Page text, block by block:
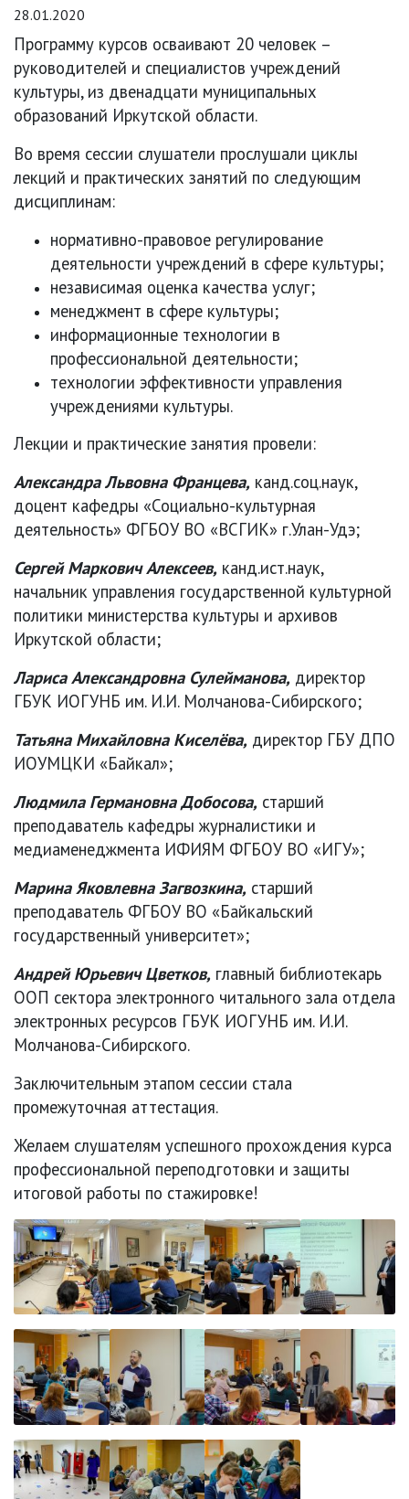
28.01.2020
Программу курсов осваивают 20 человек –
руководителей и специалистов учреждений
культуры, из двенадцати муниципальных
образований Иркутской области.
Во время сессии слушатели прослушали циклы
лекций и практических занятий по следующим
дисциплинам:
нормативно-правовое регулирование
деятельности учреждений в сфере культуры;
независимая оценка качества услуг;
менеджмент в сфере культуры;
информационные технологии в
профессиональной деятельности;
технологии эффективности управления
учреждениями культуры.
Лекции и практические занятия провели:
Александра Львовна Францева, канд.соц.наук,
доцент кафедры «Социально-культурная
деятельность» ФГБОУ ВО «ВСГИК» г.Улан-Удэ;
Сергей Маркович Алексеев, канд.ист.наук,
начальник управления государственной культурной
политики министерства культуры и архивов
Иркутской области;
Лариса Александровна Сулейманова, директор
ГБУК ИОГУНБ им. И.И. Молчанова-Сибирского;
Татьяна Михайловна Киселёва, директор ГБУ ДПО
ИОУМЦКИ «Байкал»;
Людмила Германовна Добосова, старший
преподаватель кафедры журналистики и
медиаменеджмента ИФИЯМ ФГБОУ ВО «ИГУ»;
Марина Яковлевна Загвозкина, старший
преподаватель ФГБОУ ВО «Байкальский
государственный университет»;
Андрей Юрьевич Цветков, главный библиотекарь
ООП сектора электронного читального зала отдела
электронных ресурсов ГБУК ИОГУНБ им. И.И.
Молчанова-Сибирского.
Заключительным этапом сессии стала
промежуточная аттестация.
Желаем слушателям успешного прохождения курса
профессиональной переподготовки и защиты
итоговой работы по стажировке!